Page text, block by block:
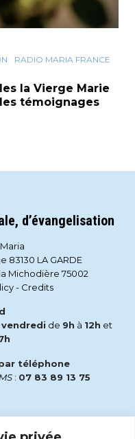
RADIO MARIA FRANCE
la Vierge Marie
témoignages
d’évangelisation
83130 LA GARDE
Michodière 75002
- Credits
vendredi de 9h à 12h et
téléphone
: 07 83 89 13 75